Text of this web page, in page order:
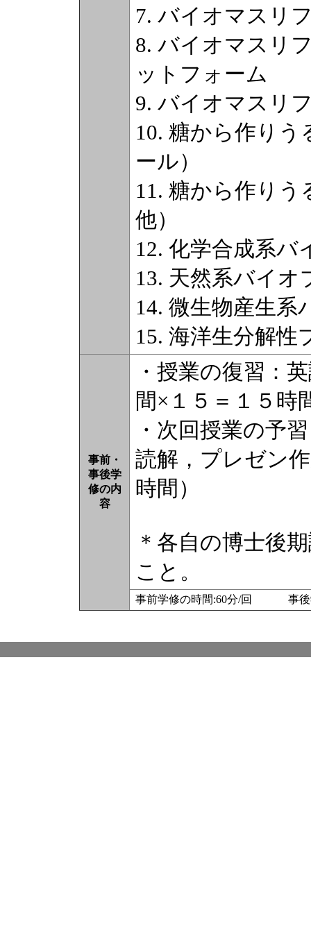
7. バイオマスリ
8. バイオマスリ
ットフォーム
9. バイオマスリ
10. 糖から作り
ール）
11. 糖から作りう
他）
12. 化学合成系
13. 天然系バイオ
14. 微生物産生
15. 海洋生分解性
事前・
事後学
修の内
容
・授業の復習：
間×１５＝１５時
・次回授業の予
読解，プレゼン
時間）
＊各自の博士後
こと。
事前学修の時間:60分/回 事後